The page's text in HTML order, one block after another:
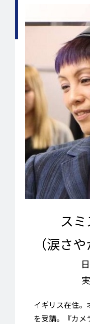
ス
（涙さ
イギリス在住。
を受講。『カメ